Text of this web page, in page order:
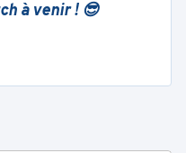
à venir ! 😎